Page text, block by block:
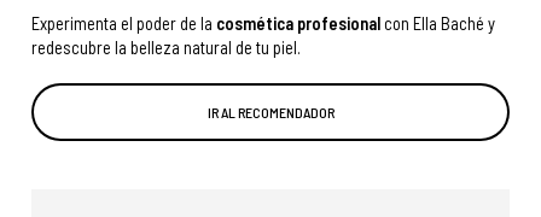
Experimenta el poder de la cosmética profesional con Ella Baché y
redescubre la belleza natural de tu piel.
IR AL RECOMENDADOR